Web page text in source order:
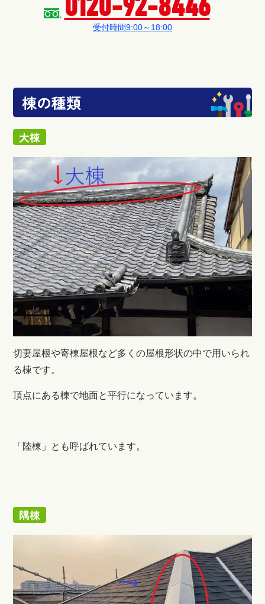
0120-92-8446
受付時間9:00～18:00
棟の種類
大棟
切妻屋根や寄棟屋根など多くの屋根形状の中で用いられ
る棟です。
頂点にある棟で地面と平行になっています。
「陸棟」とも呼ばれています。
隅棟